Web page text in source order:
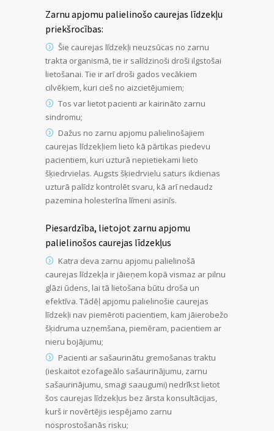
Zarnu apjomu palielinošo caurejas līdzekļu
priekšrocības:
Šie caurejas līdzekļi neuzsūcas no zarnu
trakta organismā, tie ir salīdzinoši droši ilgstošai
lietošanai. Tie ir arī droši gados vecākiem
cilvēkiem, kuri cieš no aizcietējumiem;
Tos var lietot pacienti ar kairināto zarnu
sindromu;
Dažus no zarnu apjomu palielinošajiem
caurejas līdzekļiem lieto kā pārtikas piedevu
pacientiem, kuri uzturā nepietiekami lieto
šķiedrvielas. Augsts šķiedrvielu saturs ikdienas
uzturā palīdz kontrolēt svaru, kā arī nedaudz
pazemina holesterīna līmeni asinīs.
Piesardzība, lietojot zarnu apjomu
palielinošos caurejas līdzekļus
Katra deva zarnu apjomu palielinošā
caurejas līdzekļa ir jāieņem kopā vismaz ar pilnu
glāzi ūdens, lai tā lietošana būtu droša un
efektīva. Tādēļ apjomu palielinošie caurejas
līdzekļi nav piemēroti pacientiem, kam jāierobežo
šķidruma uzņemšana, piemēram, pacientiem ar
nieru bojājumu;
Pacienti ar sašaurinātu gremošanas traktu
(ieskaitot ezofageālo sašaurinājumu, zarnu
sašaurinājumu, smagi saaugumi) nedrīkst lietot
šos caurejas līdzekļus bez ārsta konsultācijas,
kurš ir novērtējis iespējamo zarnu
nosprostošanās risku;